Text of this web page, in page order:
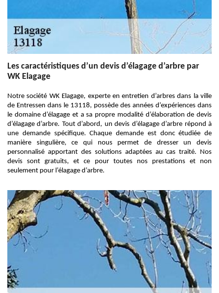
Les caractéristiques d’un devis d’élagage d’arbre par
WK Elagage
Notre société WK Elagage, experte en entretien d’arbres dans la ville
de Entressen dans le 13118, possède des années d’expériences dans
le domaine d’élagage et a sa propre modalité d’élaboration de devis
d’élagage d’arbre. Tout d’abord, un devis d’élagage d’arbre répond à
une demande spécifique. Chaque demande est donc étudiée de
manière singulière, ce qui nous permet de dresser un devis
personnalisé apportant des solutions adaptées au cas traité. Nos
devis sont gratuits, et ce pour toutes nos prestations et non
seulement pour l’élagage d’arbre.